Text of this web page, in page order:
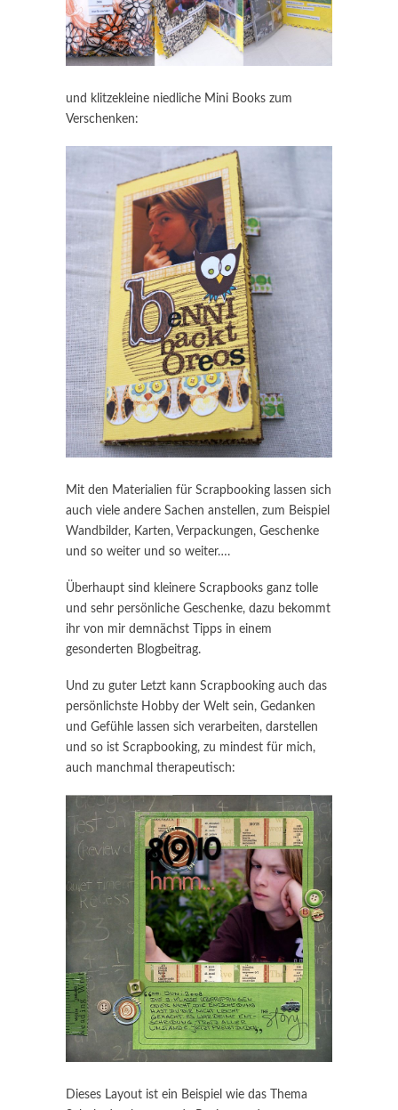
und klitzekleine niedliche Mini Books zum
Verschenken:
Mit den Materialien für Scrapbooking lassen sich
auch viele andere Sachen anstellen, zum Beispiel
Wandbilder, Karten, Verpackungen, Geschenke
und so weiter und so weiter….
Überhaupt sind kleinere Scrapbooks ganz tolle
und sehr persönliche Geschenke, dazu bekommt
ihr von mir demnächst Tipps in einem
gesonderten Blogbeitrag.
Und zu guter Letzt kann Scrapbooking auch das
persönlichste Hobby der Welt sein, Gedanken
und Gefühle lassen sich verarbeiten, darstellen
und so ist Scrapbooking, zu mindest für mich,
auch manchmal therapeutisch:
Dieses Layout ist ein Beispiel wie das Thema